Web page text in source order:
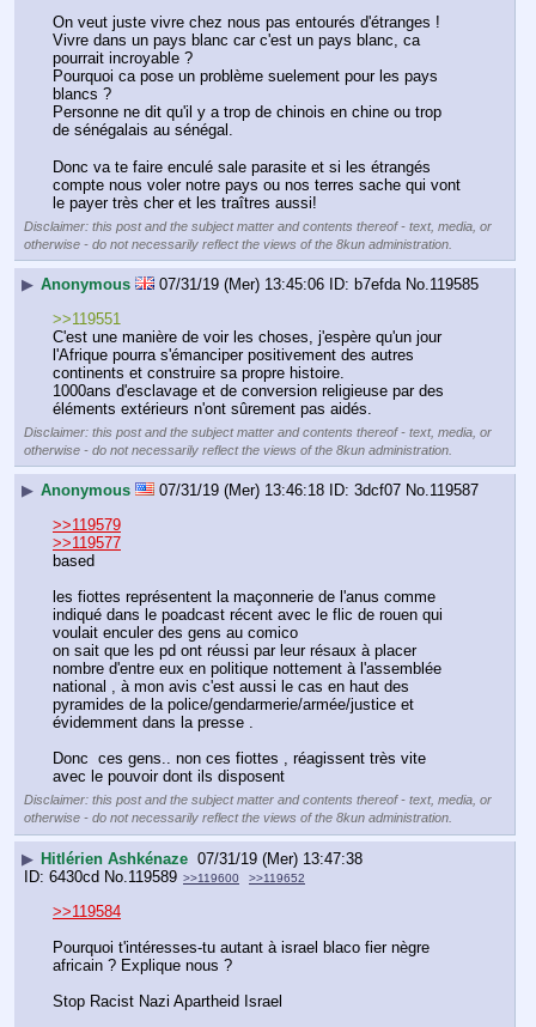
On veut juste vivre chez nous pas entourés d'étranges !
Vivre dans un pays blanc car c'est un pays blanc, ca
pourrait incroyable ?
Pourquoi ca pose un problème suelement pour les pays
blancs ?
Personne ne dit qu'il y a trop de chinois en chine ou trop
de sénégalais au sénégal.
Donc va te faire enculé sale parasite et si les étrangés
compte nous voler notre pays ou nos terres sache qui vont
le payer très cher et les traîtres aussi!
Disclaimer: this post and the subject matter and contents thereof - text, media, or
otherwise - do not necessarily reflect the views of the 8kun administration.
▶ Anonymous 07/31/19 (Mer) 13:45:06 b7efda No.119585
>>119551
C'est une manière de voir les choses, j'espère qu'un jour
l'Afrique pourra s'émanciper positivement des autres
continents et construire sa propre histoire.
1000ans d'esclavage et de conversion religieuse par des
éléments extérieurs n'ont sûrement pas aidés.
Disclaimer: this post and the subject matter and contents thereof - text, media, or
otherwise - do not necessarily reflect the views of the 8kun administration.
▶ Anonymous 07/31/19 (Mer) 13:46:18 3dcf07 No.119587
>>119579
>>119577
based
les fiottes représentent la maçonnerie de l'anus comme
indiqué dans le poadcast récent avec le flic de rouen qui
voulait enculer des gens au comico
on sait que les pd ont réussi par leur résaux à placer
nombre d'entre eux en politique nottement à l'assemblée
national , à mon avis c'est aussi le cas en haut des
pyramides de la police/gendarmerie/armée/justice et
évidemment dans la presse .
Donc  ces gens.. non ces fiottes , réagissent très vite
avec le pouvoir dont ils disposent
Disclaimer: this post and the subject matter and contents thereof - text, media, or
otherwise - do not necessarily reflect the views of the 8kun administration.
▶ Hitlérien Ashkénaze 07/31/19 (Mer) 13:47:38
6430cd No. 119589 >>119600 >>119652
>>119584
Pourquoi t'intéresses-tu autant à israel blaco fier nègre
africain ? Explique nous ?
Stop Racist Nazi Apartheid Israel